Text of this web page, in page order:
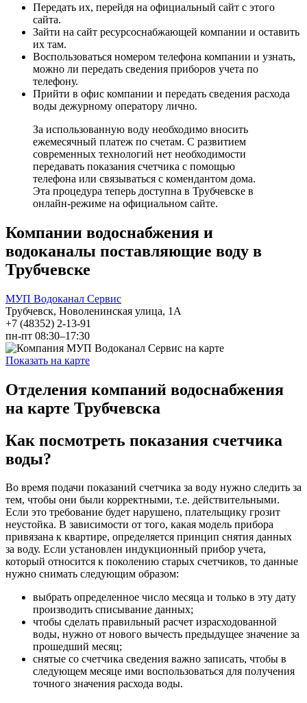
Передать их, перейдя на официальный сайт с этого
сайта.
Зайти на сайт ресурсоснабжающей компании и оставить
их там.
Воспользоваться номером телефона компании и узнать,
можно ли передать сведения приборов учета по
телефону.
Прийти в офис компании и передать сведения расхода
воды дежурному оператору лично.
За использованную воду необходимо вносить
ежемесячный платеж по счетам. С развитием
современных технологий нет необходимости
передавать показания счетчика с помощью
телефона или связываться с комендантом дома.
Эта процедура теперь доступна в Трубчевске в
онлайн-режиме на официальном сайте.
Компании водоснабжения и
водоканалы поставляющие воду в
Трубчевске
МУП Водоканал Сервис
Трубчевск, Новоленинская улица, 1А
+7 (48352) 2-13-91
пн-пт 08:30–17:30
Показать на карте
Отделения компаний водоснабжения
на карте Трубчевска
Как посмотреть показания счетчика
воды?
Во время подачи показаний счетчика за воду нужно следить за
тем, чтобы они были корректными, т.е. действительными.
Если это требование будет нарушено, плательщику грозит
неустойка. В зависимости от того, какая модель прибора
привязана к квартире, определяется принцип снятия данных
за воду. Если установлен индукционный прибор учета,
который относится к поколению старых счетчиков, то данные
нужно снимать следующим образом:
выбрать определенное число месяца и только в эту дату
производить списывание данных;
чтобы сделать правильный расчет израсходованной
воды, нужно от нового вычесть предыдущее значение за
прошедший месяц;
снятые со счетчика сведения важно записать, чтобы в
следующем месяце ими воспользоваться для получения
точного значения расхода воды.